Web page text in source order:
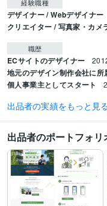
経験職種
デザイナー / Webデザイナー
クリエイター / 写真家・カメ
職歴
ECサイトのデザイナー
地元のデザイン制作会社に所
個人事業主としてスタート
資格・検定
ITパスポート
プログラミング言語・フレー
HTML:13年CSS:13年
ビジネス・クリエイティブ
WordPress:13年ChatGPT:1年
出品者の実績をもっと見
出品者のポートフォリ